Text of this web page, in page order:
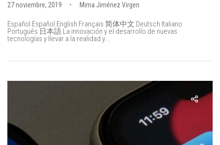
27 noviembre, 2019 Mirna Jiménez Virgen
Español Español English Français 简体中文 Deutsch Italiano
Português 日本語 La innovación y el desarrollo de nuevas
tecnologías y llevar a la realidad y...